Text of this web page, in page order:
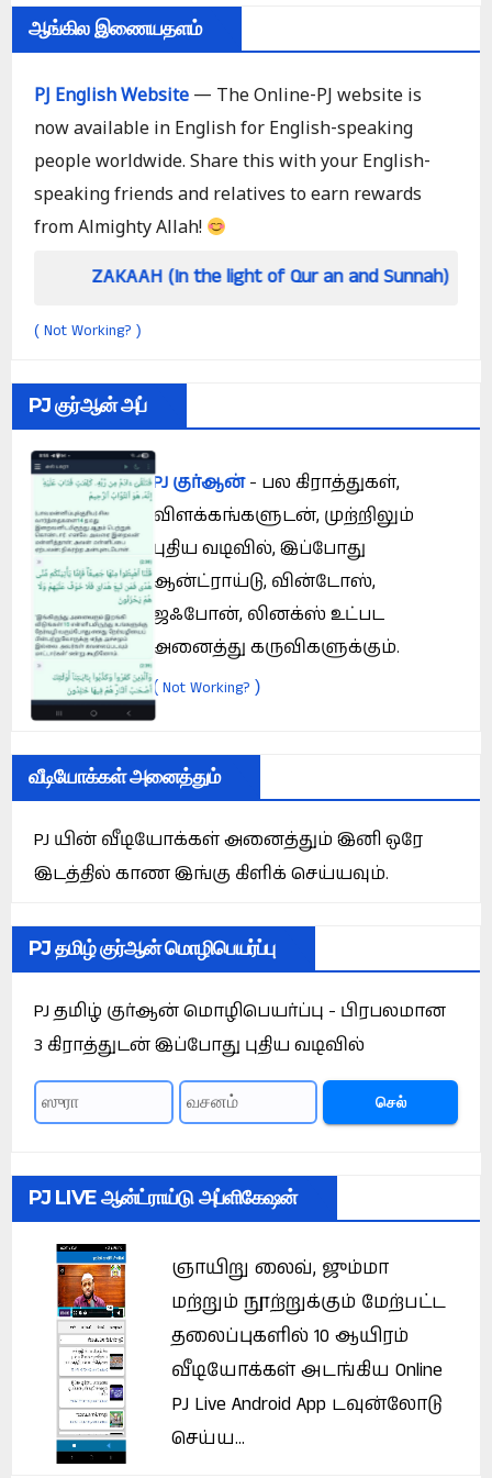
ஆங்கில இணையதளம்
PJ English Website — The Online-PJ website is
now available in English for English-speaking
people worldwide. Share this with your English-
speaking friends and relatives to earn rewards
from Almighty Allah!
(In the light of Qur an and Sunnah)
( Not Working? )
PJ குர்ஆன் அப்
PJ குர்ஆன்- பல கிராத்துகள்,
விளக்கங்களுடன், முற்றிலும்
புதிய வடிவில், இப்போது
ஆன்ட்ராய்டு, வின்டோஸ்,
ஜஃபோன், லினக்ஸ் உட்பட
அனைத்து கருவிகளுக்கும்.
(Not Working? )
வீடியோக்கள் அனைத்தும்
PJ யின் வீடியோக்கள் அனைத்தும் இனி ஒரே
இடத்தில் காண இங்கு கிளிக் செய்யவும்.
PJ தமிழ் குர்ஆன் மொழிபெயர்ப்பு
PJ தமிழ் குர்ஆன் மொழிபெயர்ப்பு - பிரபலமான
3 கிராத்துடன் இப்போது புதிய வடிவில்
செல்
PJ LIVE ஆன்ட்ராய்டு அப்ளிகேஷன்
ஞாயிறு லைவ், ஜும்மா
மற்றும் நூற்றுக்கும் மேற்பட்ட
தலைப்புகளில் 10 ஆயிரம்
வீடியோக்கள் அடங்கிய Online
PJ Live Android App டவுன்லோடு
செய்ய...